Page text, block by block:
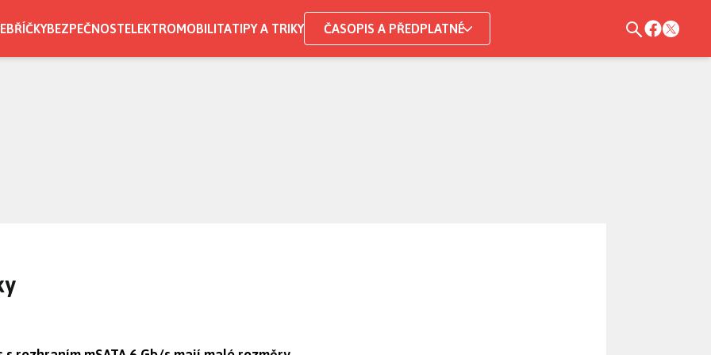
BEZPEČNOSTELEKTROMOBILITATIPY A TRIKY ČASOPIS A PŘEDPLATNÉ